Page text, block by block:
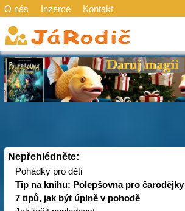
O nás Inzerce Kontakt
Nepřehlédněte:
Pohádky pro děti
Tip na knihu: Polepšovna pro čarodějky
7 tipů, jak být úplně v pohodě